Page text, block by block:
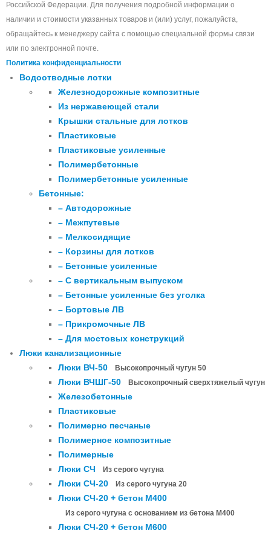
Российской Федерации. Для получения подробной информации о
наличии и стоимости указанных товаров и (или) услуг, пожалуйста,
обращайтесь к менеджеру сайта с помощью специальной формы связи
или по электронной почте.
Политика конфиденциальности
Водоотводные лотки
Железнодорожные композитные
Из нержавеющей стали
Крышки стальные для лотков
Пластиковые
Пластиковые усиленные
Полимербетонные
Полимербетонные усиленные
Бетонные:
– Автодорожные
– Межпутевые
– Мелкосидящие
– Корзины для лотков
– Бетонные усиленные
– С вертикальным выпуском
– Бетонные усиленные без уголка
– Бортовые ЛВ
– Прикромочные ЛВ
– Для мостовых конструкций
Люки канализационные
Люки ВЧ-50
Высокопрочный чугун 50
Люки ВЧШГ-50 Высокопрочный сверхтяжелый чугун
Железобетонные
Пластиковые
Полимерно песчаные
Полимерное композитные
Полимерные
Люки СЧ
Из серого чугуна
Люки СЧ-20 Из серого чугуна 20
Люки СЧ-20 + бетон М400
Из серого чугуна с основанием из бетона М400
Люки СЧ-20 + бетон М600